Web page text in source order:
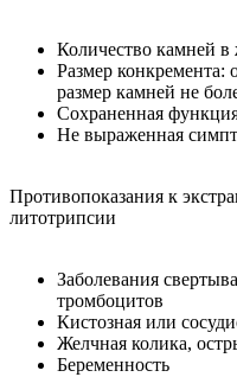
Количество камней
Размер
размер камней не
Сохраненная
Не выраженная
Противопоказания к
литотрипсии
Заболевания
тромбоцитов
Кистозная или
Желчная колика,
Беременность